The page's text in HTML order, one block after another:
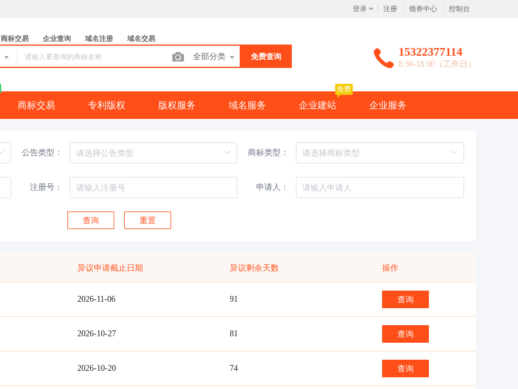
登录 注册 领券中心 控制台
商标交易 企业查询 域名注册 域名交易
全部分类 免费查询 15322377114
8:30-18:00（工作日）
商标交易 专利版权 版权服务 域名服务 企业建站
免费
企业服务
公告类型： 商标类型：
注册号： 申请人：
查询 重置
异议申请截止日期 异议剩余天数 操作
2026-11-06 91 查询
2026-10-27 81 查询
2026-10-20 74 查询